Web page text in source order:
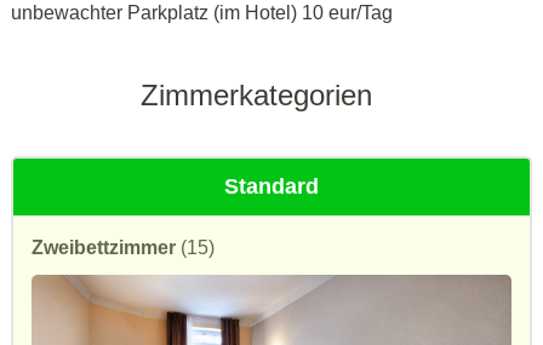
unbewachter Parkplatz (im Hotel) 10 eur/Tag
Zimmerkategorien
Standard
Zweibettzimmer (15)